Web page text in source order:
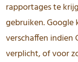
rapportages te
gebruiken. Google
verschaffen
verplicht, of voor